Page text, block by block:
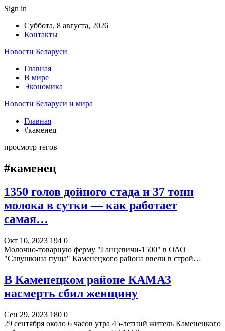
Sign in
Суббота, 8 августа, 2026
Контакты
Новости Беларуси
Главная
В мире
Экономика
Новости Беларуси и мира
Главная
#каменец
просмотр тегов
#каменец
1350 голов дойного стада и 37 тонн
молока в сутки — как работает
самая…
Окт 10, 2023 194 0
Молочно-товарную ферму "Ганцевичи-1500" в ОАО
"Савушкина пуща" Каменецкого района ввели в строй…
В Каменецком районе КАМАЗ
насмерть сбил женщину
Сен 29, 2023 180 0
29 сентября около 6 часов утра 45-летний житель Каменецкого